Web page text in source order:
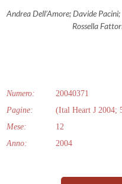
Andrea Dell’Amore; Davide
Rossella
Numero:
20040371
Pagine:
(Ital Heart J 2004;
Mese:
12
Anno:
2004